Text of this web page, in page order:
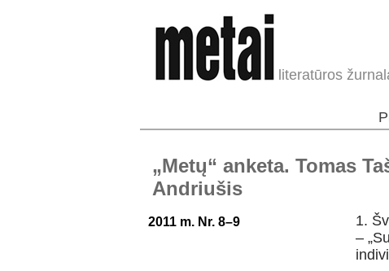
literatūros
„Metų“ anketa. Tomas
Andriušis
2011 m. Nr. 8–9
1.
–